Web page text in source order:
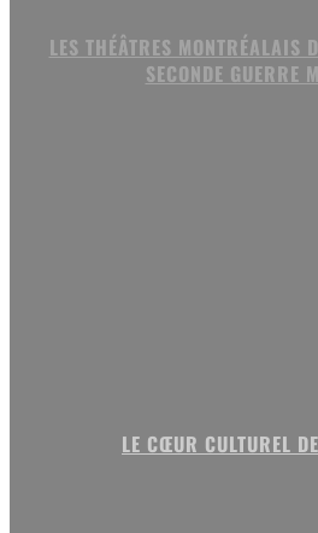
LES THÉÂTRES MONTRÉALAIS
SECONDE GUERRE
LE CŒUR CULTUREL